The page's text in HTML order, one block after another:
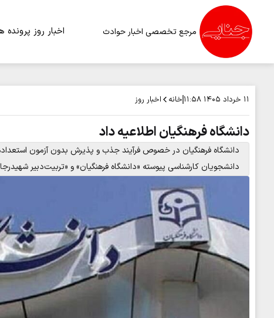
مرجع تخصصی اخبار حوادث اخبار روز پرونده
۱۱ خرداد ۱۴۰۵ ۱۱:۵۸ خانه اخبار روز
دانشگاه فرهنگیان اطلاعیه داد
دانشجویان کارشناسی پیوسته «دانشگاه فرهنگیان» و «تربیت‌دبیر